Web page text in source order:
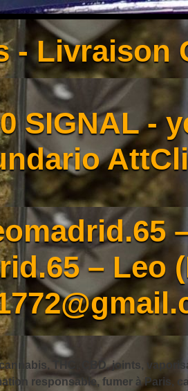
- Livraison
SIGNAL -
– Leo
THC, CBD, joints,
responsable, fumer à Paris,